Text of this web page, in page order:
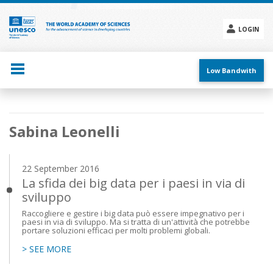
Skip
main
content
LOGIN
menu
Low Bandwith
Main
navigation
Sabina Leonelli
22 September 2016
La sfida dei big data per i paesi in via di
sviluppo
Raccogliere e gestire i big data può essere impegnativo per i
paesi in via di sviluppo. Ma si tratta di un'attività che potrebbe
portare soluzioni efficaci per molti problemi globali.
> SEE MORE